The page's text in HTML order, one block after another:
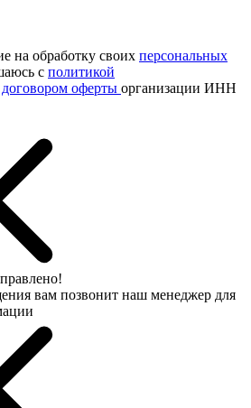
на обработку своих персональных
с политикой
договором оферты организации ИНН
вам позвонит наш менеджер для